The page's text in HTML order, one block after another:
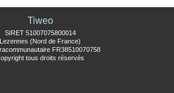
Tiweo
SIRET 51007075800014
Lezennes (Nord de France)
FR38510070758
tous droits réservés